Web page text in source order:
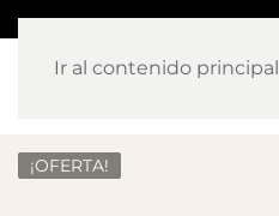
Ir al contenido principal
¡OFERTA!